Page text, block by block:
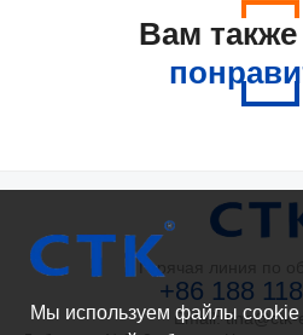
Вам также
Горячая линия по
+86 188
Email:
Мы используем файлы cookie